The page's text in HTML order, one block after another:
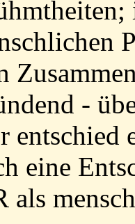
-
entschied
eine